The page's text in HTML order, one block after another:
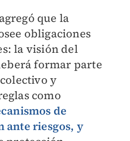
que la
obligaciones
la visión del
formar parte
y
como
de
ante riesgos, y